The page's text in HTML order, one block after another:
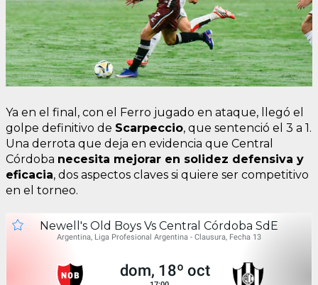
Ya en el final, con el Ferro jugado en ataque, llegó el
golpe definitivo de Scarpeccio, que sentenció el 3 a 1.
Una derrota que deja en evidencia que Central
Córdoba necesita mejorar en solidez defensiva y
eficacia, dos aspectos claves si quiere ser competitivo
en el torneo.
Newell's Old Boys Vs Central Córdoba SdE
Argentina, Liga Profesional Argentina - Clausura, Fecha 13
dom, 18º oct